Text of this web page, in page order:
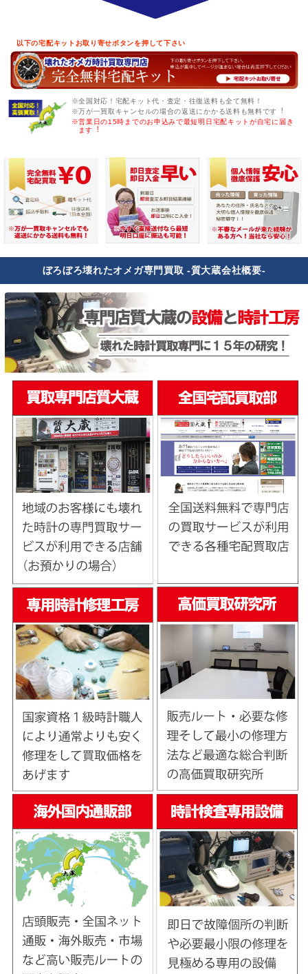
以下の宅配キットお取り寄せボタンを押して下さい
※全国対応！宅配キット代・査定・往復送料も全て無料！
※万が一買取キャンセルの場合の返送にかかる送料も無料です︕
※営業日の15時までのお申込みで最短明日宅配キットが自宅に届き
ます︕
ぼろぼろ壊れたオメガ専門買取 -質大蔵会社概要-